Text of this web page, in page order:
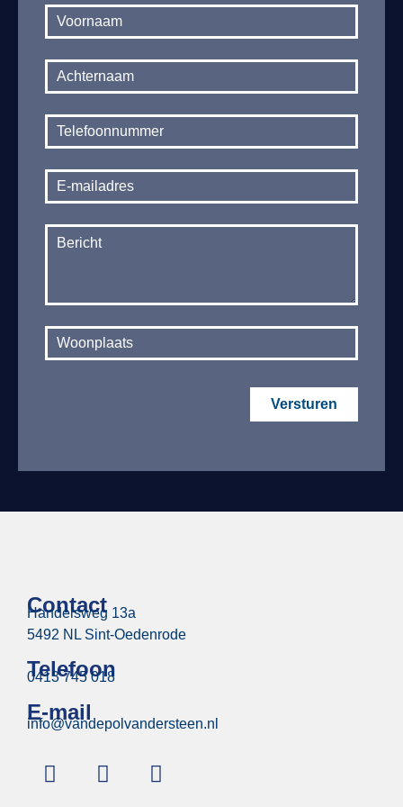
Contact
footer
Versturen
Contact
Handelsweg 13a
5492 NL Sint-Oedenrode
Telefoon
0413 745 018
E-mail
info@vandepolvandersteen.nl